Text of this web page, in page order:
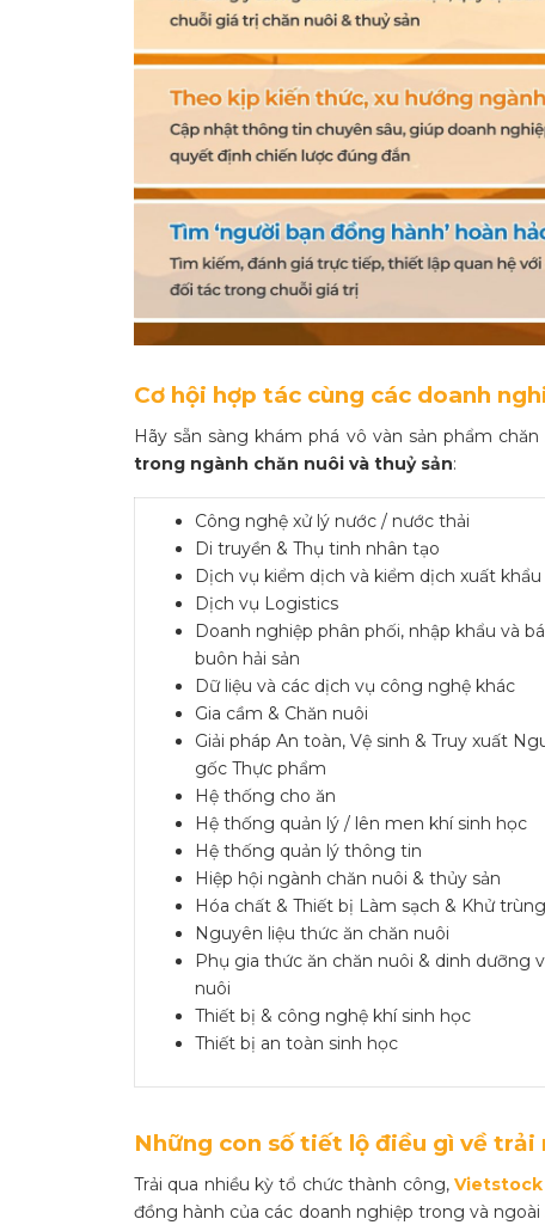
Cơ hội hợp tác cùng các doanh
Hãy sẵn sàng khám phá vô vàn sản phẩm
trong ngành chăn nuôi và thuỷ sản:
Công nghệ xử lý nước / nước thải
Di truyền & Thụ tinh nhân tạo
Dịch vụ kiểm dịch và kiểm dịch xuất khẩu
Dịch vụ Logistics
Doanh nghiệp phân phối, nhập khẩu và
buôn hải sản
Dữ liệu và các dịch vụ công nghệ khác
Gia cầm & Chăn nuôi
Giải pháp An toàn, Vệ sinh & Truy xuất
gốc Thực phẩm
Hệ thống cho ăn
Hệ thống quản lý / lên men khí sinh học
Hệ thống quản lý thông tin
Hiệp hội ngành chăn nuôi & thủy sản
Hóa chất & Thiết bị Làm sạch & Khử trùng
Nguyên liệu thức ăn chăn nuôi
Phụ gia thức ăn chăn nuôi & dinh dưỡng
nuôi
Thiết bị & công nghệ khí sinh học
Thiết bị an toàn sinh học
Những con số tiết lộ điều gì về trải
Trải qua nhiều kỳ tổ chức thành công, Vietstock
đồng hành của các doanh nghiệp trong và